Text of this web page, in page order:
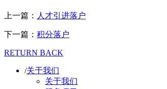
上一篇： 人才引进落户
下一篇： 积分落户
RETURN BACK
/关于我们
关于我们